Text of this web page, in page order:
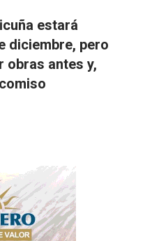
estará
diciembre, pero
obras antes y,